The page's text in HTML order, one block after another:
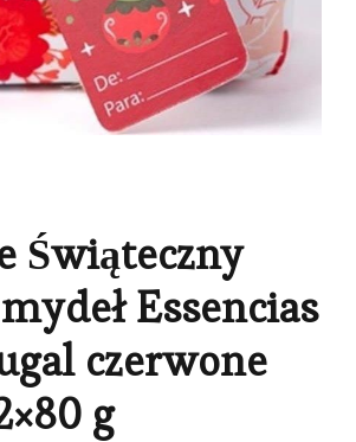
Świąteczny
Essencias
czerwone
g